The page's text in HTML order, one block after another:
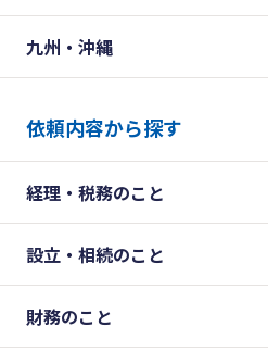
九州・沖縄
依頼内容から探す
経理・税務のこと
設立・相続のこと
財務のこと